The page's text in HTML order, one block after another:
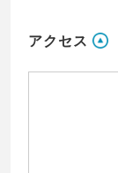
アクセス